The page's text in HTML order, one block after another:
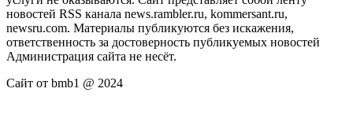
новостей RSS канала news.rambler.ru, kommersant.ru,
newsru.com. Материалы публикуются без искажения,
ответственность за достоверность публикуемых новостей
Администрация сайта не несёт.
Сайт от bmb1 @ 2024